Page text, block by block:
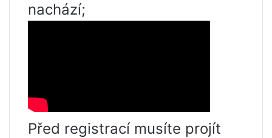
nachází;
Před registrací musíte projít